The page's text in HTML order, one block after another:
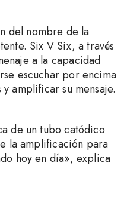
del nombre de la
Six V Six, a través
a la capacidad
escuchar por encima
amplificar su mensaje.
de un tubo catódico
la amplificación para
hoy en día», explica